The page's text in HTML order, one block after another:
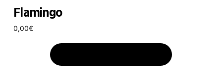
Flamingo
0,00€